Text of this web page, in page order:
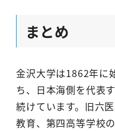
まとめ
金沢大学は1862年に
ち、日本海側を代表
続けています。旧六
教育、第四高等学校